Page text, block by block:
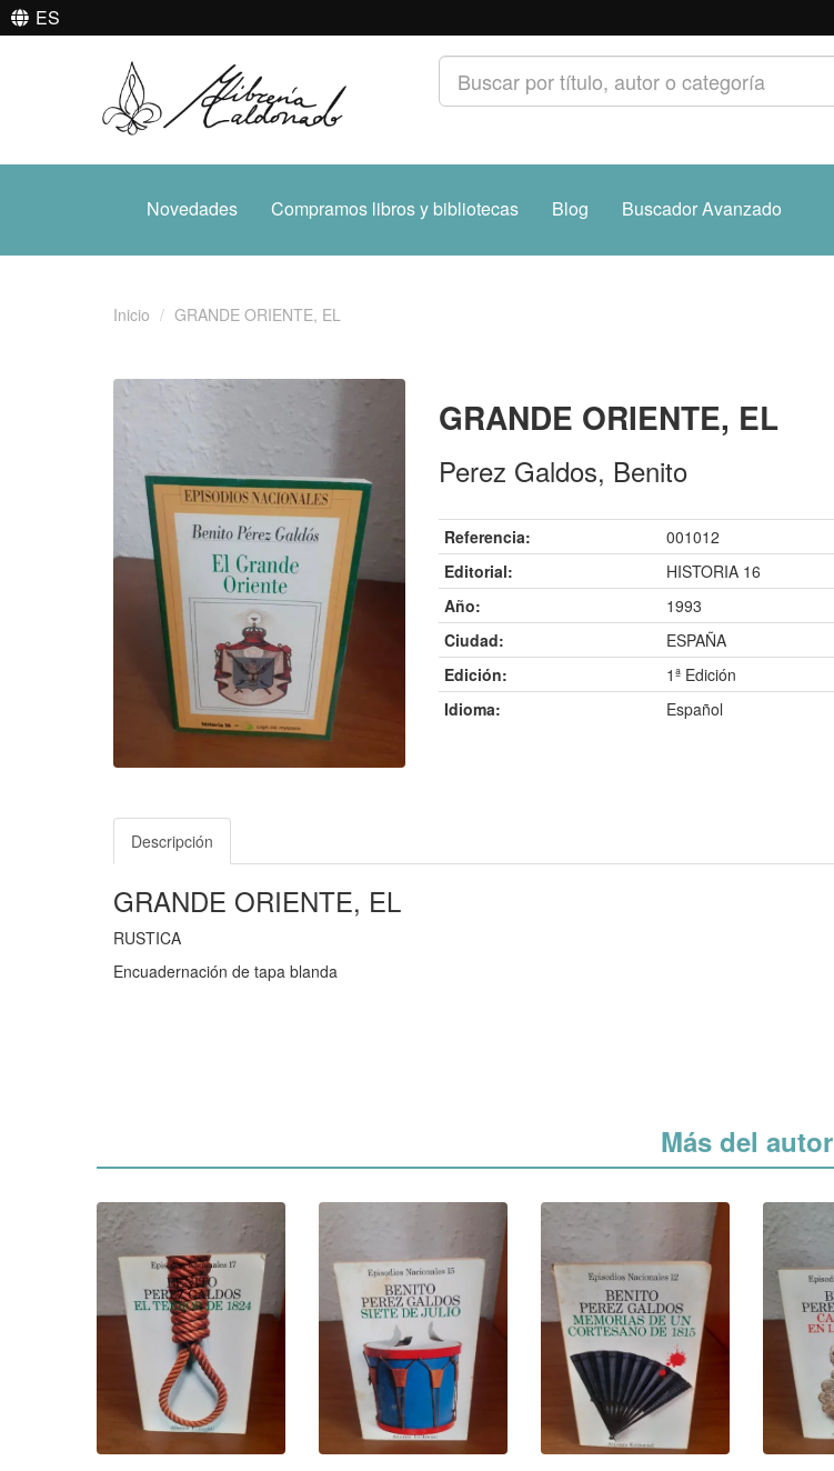
ES
Novedades Compramos libros y bibliotecas Blog Buscador Avanzado
Inicio GRANDE ORIENTE, EL
GRANDE ORIENTE, EL
Perez Galdos, Benito
Referencia:
001012
Editorial:
HISTORIA 16
Año:
1993
Ciudad:
ESPAÑA
Edición:
1ª Edición
Idioma:
Español
Descripción
GRANDE ORIENTE, EL
RUSTICA
Encuadernación de tapa blanda
Más del autor